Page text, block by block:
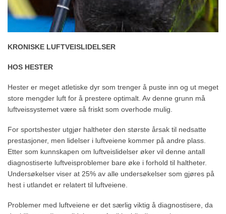
KRONISKE LUFTVEISLIDELSER
HOS HESTER
Hester er meget atletiske dyr som trenger å puste inn og ut meget
store mengder luft for å prestere optimalt. Av denne grunn må
luftveissystemet være så friskt som overhode mulig.
For sportshester utgjør haltheter den største årsak til nedsatte
prestasjoner, men lidelser i luftveiene kommer på andre plass.
Etter som kunnskapen om luftveislidelser øker vil denne antall
diagnostiserte luftveisproblemer bare øke i forhold til haltheter.
Undersøkelser viser at 25% av alle undersøkelser som gjøres på
hest i utlandet er relatert til luftveiene.
Problemer med luftveiene er det særlig viktig å diagnostisere, da